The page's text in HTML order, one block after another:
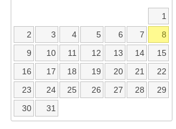
1
2
3 4 5 6 7
8
9
10 11 12 13 14
15
16
17 18 19 20 21
22
23
24 25 26 27 28
29
30
31